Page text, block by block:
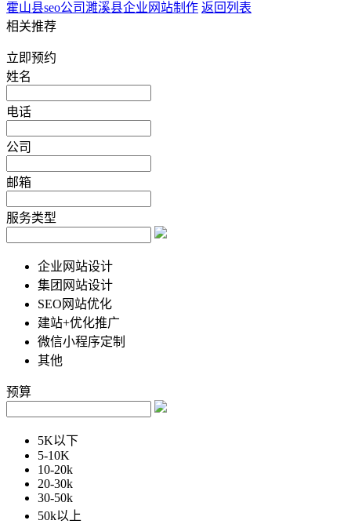
霍山县seo公司濉溪县企业网站制作 返回列表
相关推荐
立即预约
姓名
电话
公司
邮箱
服务类型
企业网站设计
集团网站设计
SEO网站优化
建站+优化推广
微信小程序定制
其他
预算
5K以下
5-10K
10-20k
20-30k
30-50k
50k以上